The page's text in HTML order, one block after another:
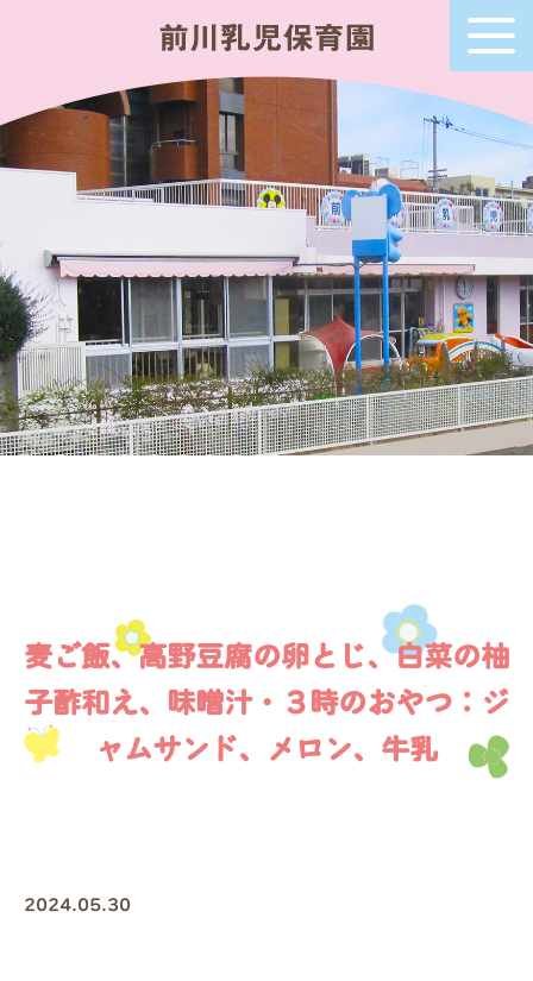
麦ご飯、高野豆腐の卵とじ、白菜の柚
子酢和え、味噌汁・３時のおやつ：ジ
ャムサンド、メロン、牛乳
2024.05.30